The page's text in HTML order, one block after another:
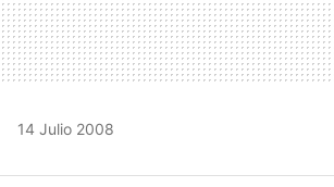
14 Julio 2008